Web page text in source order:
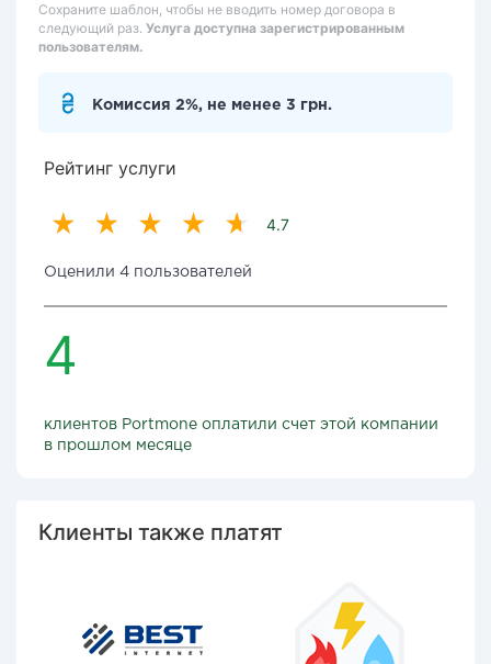
Сохраните шаблон, чтобы не вводить номер договора в
следующий раз. Услуга доступна зарегистрированным
пользователям.
Комиссия 2%, не менее 3 грн.
Рейтинг услуги
4.7
Оценили 4 пользователей
4
клиентов Portmone оплатили счет этой компании
в прошлом месяце
Клиенты также платят